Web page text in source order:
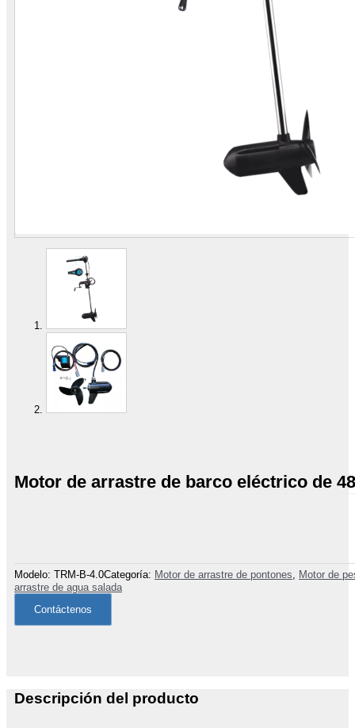
Motor de arrastre de barco eléctrico de
Modelo: TRM-B-4.0Categoría: Motor de arrastre de pontones, Motor de
arrastre de agua salada
Contáctenos
Descripción del producto